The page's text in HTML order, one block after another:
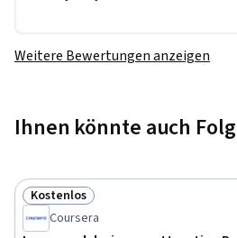
Weitere Bewertungen anzeigen
Ihnen könnte auch
Status: Kostenlos
Kostenlos
Coursera